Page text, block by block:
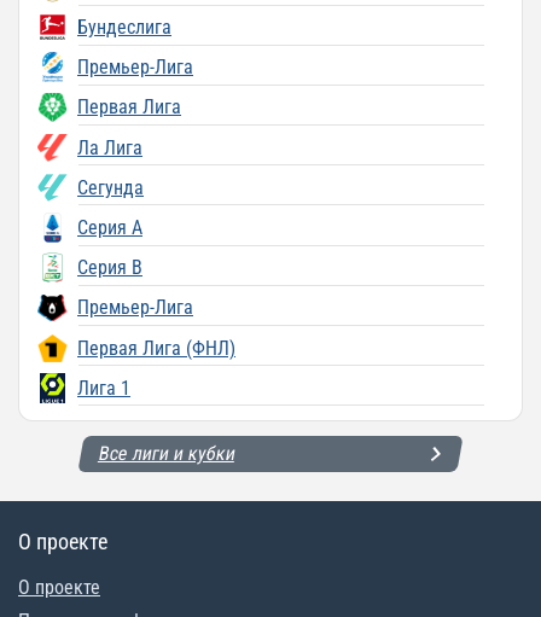
Бундеслига
Премьер-Лига
Первая Лига
Ла Лига
Сегунда
Серия A
Серия B
Премьер-Лига
Первая Лига (ФНЛ)
Лига 1
Все лиги и кубки
О проекте
О проекте